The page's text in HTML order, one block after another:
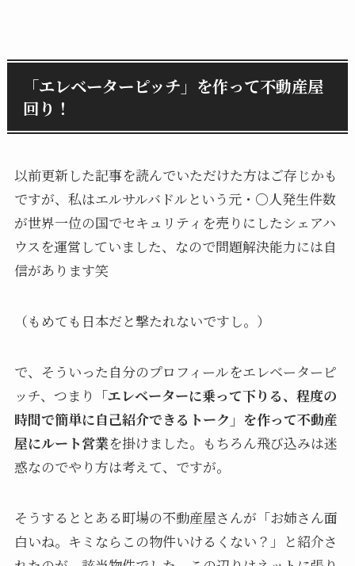
「エレベーターピッチ」を作って不動産屋
回り！
以前更新した記事を読んでいただけた方はご存じかも
ですが、私はエルサルバドルという元・〇人発生件数
が世界一位の国でセキュリティを売りにしたシェアハ
ウスを運営していました、なので問題解決能力には自
信があります笑
（もめても日本だと撃たれないですし。）
で、そういった自分のプロフィールをエレベーターピ
ッチ、つまり 「エレベーターに乗って下りる、程度の
時間で簡単に自己紹介できるトーク」を作って不動産
屋にルート営業を掛けました。もちろん飛び込みは迷
惑なのでやり方は考えて、ですが。
そうするととある町場の不動産屋さんが「お姉さん面
白いね。キミならこの物件いけるくない？」と紹介さ